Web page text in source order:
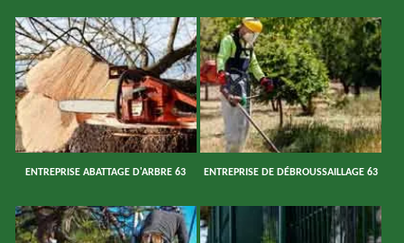
ENTREPRISE ABATTAGE D'ARBRE 63 ENTREPRISE DE DÉBROUSSAILLAGE 63